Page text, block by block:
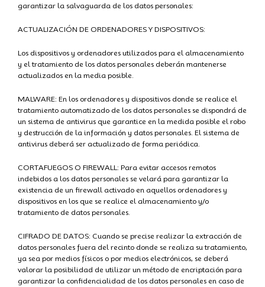
garantizar la salvaguarda de los datos personales:
ACTUALIZACIÓN DE ORDENADORES Y DISPOSITIVOS:
Los dispositivos y ordenadores utilizados para el almacenamiento
y el tratamiento de los datos personales deberán mantenerse
actualizados en la media posible.
MALWARE: En los ordenadores y dispositivos donde se realice el
tratamiento automatizado de los datos personales se dispondrá de
un sistema de antivirus que garantice en la medida posible el robo
y destrucción de la información y datos personales. El sistema de
antivirus deberá ser actualizado de forma periódica.
CORTAFUEGOS O FIREWALL: Para evitar accesos remotos
indebidos a los datos personales se velará para garantizar la
existencia de un firewall activado en aquellos ordenadores y
dispositivos en los que se realice el almacenamiento y/o
tratamiento de datos personales.
CIFRADO DE DATOS: Cuando se precise realizar la extracción de
datos personales fuera del recinto donde se realiza su tratamiento,
ya sea por medios físicos o por medios electrónicos, se deberá
valorar la posibilidad de utilizar un método de encriptación para
garantizar la confidencialidad de los datos personales en caso de